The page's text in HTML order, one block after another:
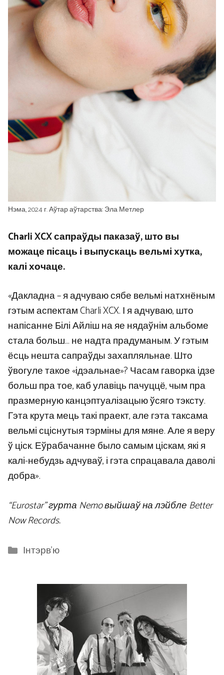
Нэма, 2024 г. Аўтар аўтарства: Эла Метлер
Charli XCX сапраўды паказаў, што вы
можаце пісаць і выпускаць вельмі хутка,
калі хочаце.
«Дакладна – я адчуваю сябе вельмі натхнёным
гэтым аспектам Charli XCX. І я адчуваю, што
напісанне Білі Айліш на яе нядаўнім альбоме
стала больш… не надта прадуманым. У гэтым
ёсць нешта сапраўды захапляльнае. Што
ўвогуле такое «ідэальнае»? Часам гаворка ідзе
больш пра тое, каб улавіць пачуццё, чым пра
празмерную канцэптуалізацыю ўсяго тэксту.
Гэта крута мець такі праект, але гэта таксама
вельмі сціснутыя тэрміны для мяне. Але я веру
ў ціск. Еўрабачанне было самым ціскам, які я
калі-небудзь адчуваў, і гэта спрацавала даволі
добра».
“Eurostar” гурта Nemo выйшаў на лэйбле Better
Now Records.
Categories
Інтэрв'ю